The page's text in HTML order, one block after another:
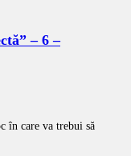
– 6 –
în care va trebui să